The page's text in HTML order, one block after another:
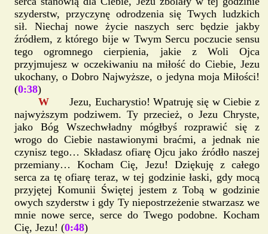
szyderstw, przyczynę odrodzenia się Twych ludzkich
sił. Niechaj nowe życie naszych serc będzie jakby
źródłem, z którego bije w Twym Sercu poczucie sensu
tego ogromnego cierpienia, jakie z Woli Ojca
przyjmujesz w oczekiwaniu na miłość do Ciebie, Jezu
ukochany, o Dobro Najwyższe, o jedyna moja Miłości!
(0:38)
W Jezu, Eucharystio! Wpatruję się w Ciebie z
najwyższym podziwem. Ty przecież, o Jezu Chryste,
jako Bóg Wszechwładny mógłbyś rozprawić się z
wrogo do Ciebie nastawionymi braćmi, a jednak nie
czynisz tego… Składasz ofiarę Ojcu jako źródło naszej
przemiany… Kocham Cię, Jezu! Dziękuję z całego
serca za tę ofiarę teraz, w tej godzinie łaski, gdy mocą
przyjętej Komunii Świętej jestem z Tobą w godzinie
owych szyderstw i gdy Ty niepostrzeżenie stwarzasz we
mnie nowe serce, serce do Twego podobne. Kocham
Cię, Jezu! (0:48)